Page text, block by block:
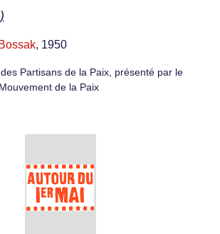
, 1950
Partisans de la Paix, présenté par le
de la Paix